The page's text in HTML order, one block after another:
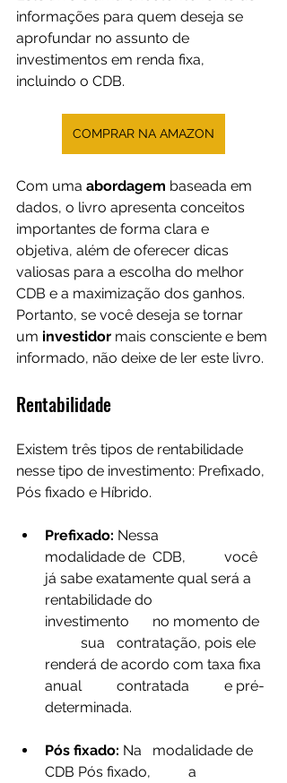
informações para quem deseja se
aprofundar no assunto de
investimentos em renda fixa,
incluindo o CDB.
COMPRAR NA AMAZON
Com uma abordagem baseada em
dados, o livro apresenta conceitos
importantes de forma clara e
objetiva, além de oferecer dicas
valiosas para a escolha do melhor
CDB e a maximização dos ganhos.
Portanto, se você deseja se tornar
um investidor mais consciente e bem
informado, não deixe de ler este livro.
Rentabilidade
Existem três tipos de rentabilidade
nesse tipo de investimento: Prefixado,
Pós fixado e Híbrido.
Prefixado: Nessa
modalidade de 	CDB, 	você
já sabe exatamente qual será a
rentabilidade do
investimento 	no momento de
renderá de acordo com taxa fixa
anual 	contratada 	e pré-
determinada.
Pós fixado: Na 	modalidade de
CDB Pós fixado, 	a